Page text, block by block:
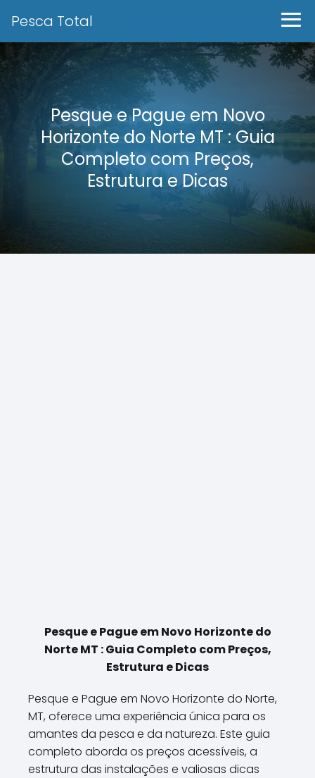
Pesca Total
Pesque e Pague em Novo
Horizonte do Norte MT : Guia
Completo com Preços,
Estrutura e Dicas
Pesque e Pague em Novo Horizonte do
Norte MT : Guia Completo com Preços,
Estrutura e Dicas
Pesque e Pague em Novo Horizonte do Norte,
MT, oferece uma experiência única para os
amantes da pesca e da natureza. Este guia
completo aborda os preços acessíveis, a
estrutura das instalações e valiosas dicas